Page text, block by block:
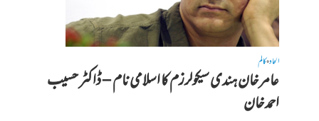
الحاد•کالم
عامر خان ہندی سیکولرزم کا اسلامی نام – ڈاکٹر حسیب
احمد خان